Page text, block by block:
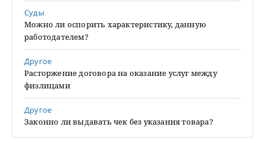
Суды
Можно ли оспорить характеристику, данную
работодателем?
Другое
Расторжение договора на оказание услуг между
физлицами
Другое
Законно ли выдавать чек без указания товара?